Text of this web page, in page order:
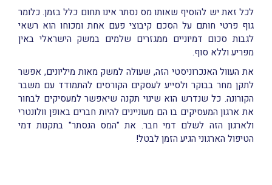
לכל זאת יש להוסיף שאותו מס נסתר אינו תחום כלל בזמן. כלומר
גוף פרטי חותם על הסכם קיבוצי פעם אחת ומכוחו הוא רשאי
לגבות סכום דמיוניים ממגזרים שלמים במשק הישראלי באין
מפריע וללא סוף.
את העוול האנכרוניסטי הזה, שעולה למשק מאות מיליונים, אפשר
לתקן מחר בבוקר ולסייע לעסקים הקורסים להתמודד עם משבר
הקורונה. כל שנדרש הוא שינוי תקנה שיאפשר למעסיקים לבחור
את ארגון המעסיקים בו הם מעוניינים להיות חברים באופן וולונטרי
ולארגון הזה לשלם דמי חבר. את "המס הנסתר" בתקנות דמי
הטיפול הארגוני הגיע הזמן לבטל!